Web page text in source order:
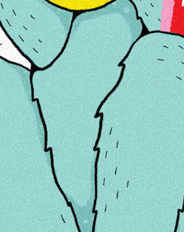
kasutame
täitmiseks peame
teie nõusolekut. Loe
edasi